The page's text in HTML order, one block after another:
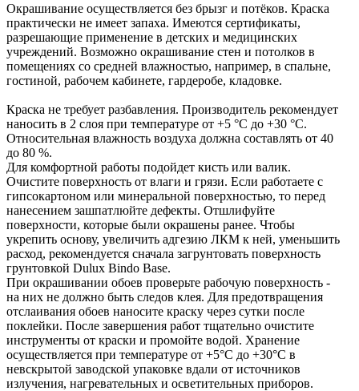
Окрашивание осуществляется без брызг и потёков. Краска
практически не имеет запаха. Имеются сертификаты,
разрешающие применение в детских и медицинских
учреждений. Возможно окрашивание стен и потолков в
помещениях со средней влажностью, например, в спальне,
гостиной, рабочем кабинете, гардеробе, кладовке.
Краска не требует разбавления. Производитель рекомендует
наносить в 2 слоя при температуре от +5 °C до +30 °C.
Относительная влажность воздуха должна составлять от 40
до 80 %.
Для комфортной работы подойдет кисть или валик.
Очистите поверхность от влаги и грязи. Если работаете с
гипсокартоном или минеральной поверхностью, то перед
нанесением зашпатлюйте дефекты. Отшлифуйте
поверхности, которые были окрашены ранее. Чтобы
укрепить основу, увеличить адгезию ЛКМ к ней, уменьшить
расход, рекомендуется сначала загрунтовать поверхность
грунтовкой Dulux Bindo Base.
При окрашивании обоев проверьте рабочую поверхность -
на них не должно быть следов клея. Для предотвращения
отслаивания обоев наносите краску через сутки после
поклейки. После завершения работ тщательно очистите
инструменты от краски и промойте водой. Хранение
осуществляется при температуре от +5°С до +30°С в
невскрытой заводской упаковке вдали от источников
излучения, нагревательных и осветительных приборов.